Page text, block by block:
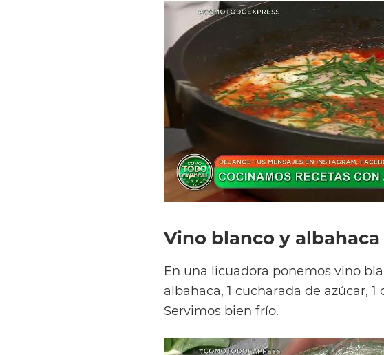
Vino blanco y albahaca
En una licuadora ponemos vino
albahaca, 1 cucharada de azúcar,
Servimos bien frío.